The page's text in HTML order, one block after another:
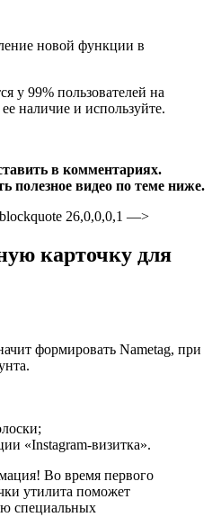
новой функции в
у 99% пользователей на
наличие и используйте.
в комментариях.
полезное видео по теме ниже.
26,0,0,0,1 —>
карточку для
формировать Nametag, при
«Instagram-визитка».
Во время первого
утилита поможет
специальных